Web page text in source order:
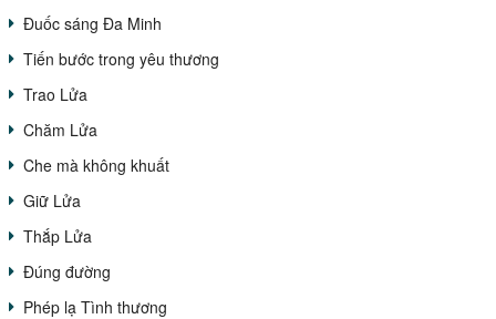
Đuốc sáng Đa Minh
Tiến bước trong yêu thương
Trao Lửa
Chăm Lửa
Che mà không khuất
Giữ Lửa
Thắp Lửa
Đúng đường
Phép lạ Tình thương